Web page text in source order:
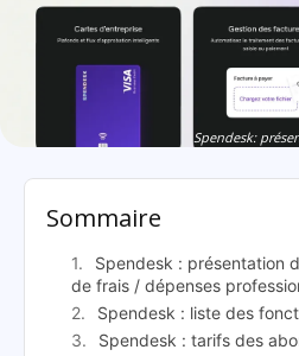
Spendesk:
Sommaire
Spendesk : présentation
de frais / dépenses
Spendesk : liste des
Spendesk : tarifs des